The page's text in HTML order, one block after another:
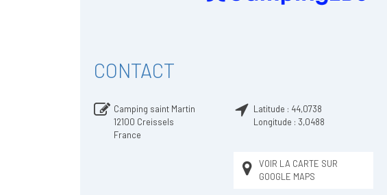
CONTACT
Camping saint Martin
12100 Creissels
France
Latitude : 44,0738
Longitude : 3,0488
VOIR LA CARTE SUR
GOOGLE MAPS